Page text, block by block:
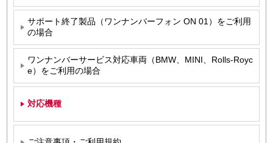
サポート終了製品（ワンナンバーフォン ON 01）をご利用
の場合
ワンナンバーサービス対応車両（BMW、MINI、Rolls-Royc
e）をご利用の場合
対応機種